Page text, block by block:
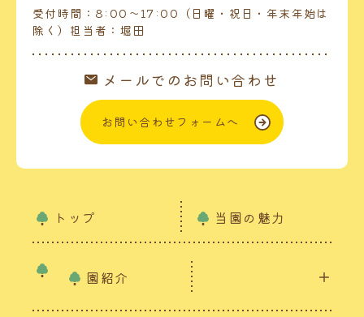
受付時間：8:00～17:00（日曜・祝日・年末年始は
除く）担当者：堀田
メールでのお問い合わせ
お問い合わせフォームへ
トップ 当園の魅力
園紹介